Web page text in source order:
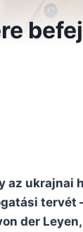
az ukrajnai
tervét
der